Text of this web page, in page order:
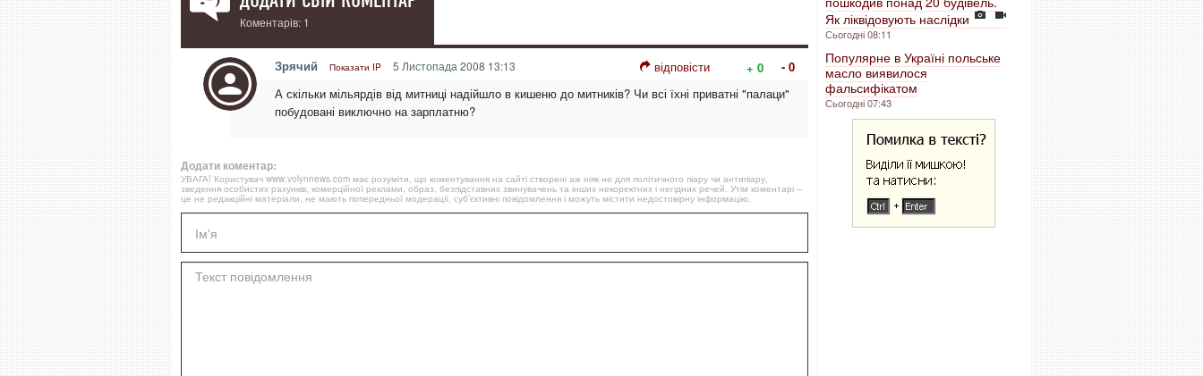
Коментарів: 1
Зрячий Показати IP 5 Листопада 2008 13:13 відповісти + 0
- 0
А скільки мільярдів від митниці надійшло в кишеню до митників? Чи всі їхні приватні "палаци"
побудовані виключно на зарплатню?
Додати коментар:
УВАГА! Користувач www.volynnews.com має розуміти, що коментування на сайті створені аж ніяк не для політичного піару чи антипіару,
зведення особистих рахунків, комерційної реклами, образ, безпідставних звинувачень та інших некоректних і негідних речей. Утім коментарі –
це не редакційні матеріали, не мають попередньої модерації, суб’єктивні повідомлення і можуть містити недостовірну інформацію.
Як ліквідовують наслідки
Сьогодні 08:11
Популярне в Україні польське
масло виявилося
фальсифікатом
Сьогодні 07:43